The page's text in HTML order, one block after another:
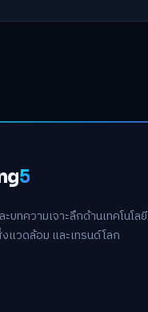
5
บทความเจาะลึกด้านเทคโนโลยี
แวดล้อม และเทรนด์โลก